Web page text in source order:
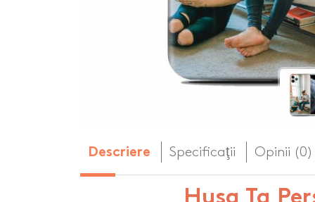
Halbe de bere
Huse
Descriere Specificaţii Opinii (0)